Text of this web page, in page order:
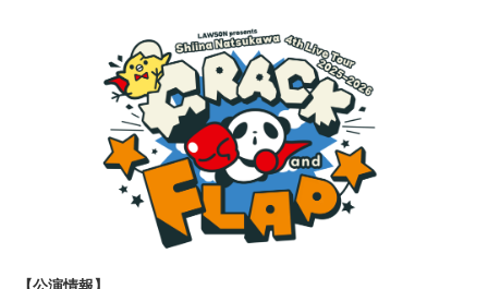
【公演情報】